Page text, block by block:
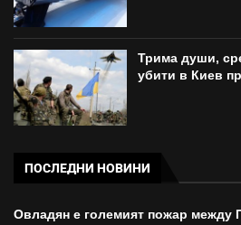
Трима души,
убити в Киев
ПОСЛЕДНИ НОВИНИ
Овладян е големият пожар между